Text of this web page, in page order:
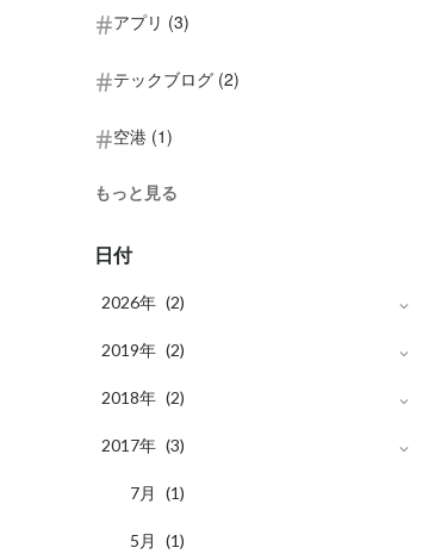
アプリ (3)
テックブログ (2)
空港 (1)
もっと見る
日付
2026年 (2)
4月 (2)
2019年 (2)
12月 (1)
9月 (1)
2018年 (2)
12月 (1)
11月 (1)
2017年 (3)
7月 (1)
5 月 (1)